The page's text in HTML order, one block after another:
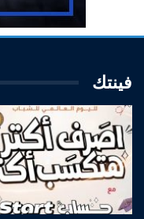
فينتك